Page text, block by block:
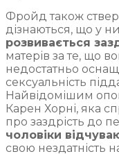
Фройд також
дізнаються, що у
розвивається
матерів за те, що
недостатньо
сексуальність
Найвідомішим
Карен Хорні, яка
про заздрість до
чоловіки
свою нездатність